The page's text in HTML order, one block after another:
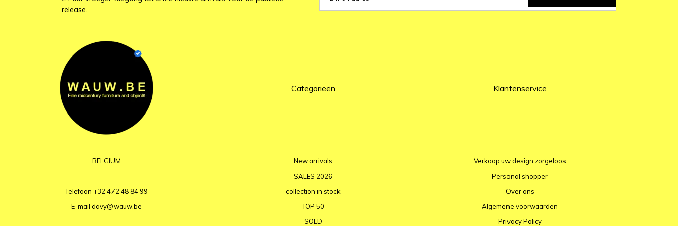
release.
BELGIUM
Telefoon +32 472 48 84 99
E-mail davy@wauw.be
Categorieën
New arrivals
SALES 2026
collection in stock
TOP 50
SOLD
Klantenservice
Verkoop uw design zorgeloos
Personal shopper
Over ons
Algemene voorwaarden
Privacy Policy